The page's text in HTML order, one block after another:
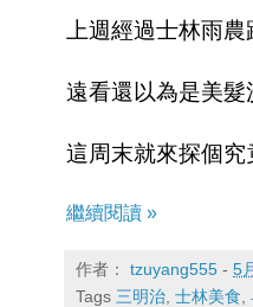
上週經過士林雨
遠看還以為是美
這周末就來探個究
繼續閱讀 »
作者： tzuyang555 - 5
Tags 三明治 士林美食